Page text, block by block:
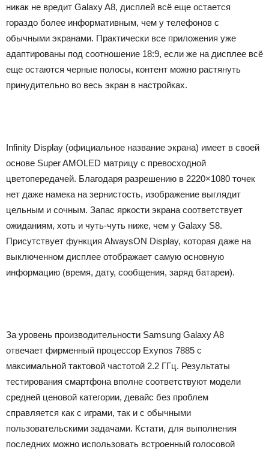
никак не вредит Galaxy A8, дисплей всё еще остается
гораздо более информативным, чем у телефонов с
обычными экранами. Практически все приложения уже
адаптированы под соотношение 18:9, если же на дисплее всё
еще остаются черные полосы, контент можно растянуть
принудительно во весь экран в настройках.
Infinity Display (официальное название экрана) имеет в своей
основе Super AMOLED матрицу с превосходной
цветопередачей. Благодаря разрешению в 2220×1080 точек
нет даже намека на зернистость, изображение выглядит
цельным и сочным. Запас яркости экрана соответствует
ожиданиям, хоть и чуть-чуть ниже, чем у Galaxy S8.
Присутствует функция AlwaysON Display, которая даже на
выключенном дисплее отображает самую основную
информацию (время, дату, сообщения, заряд батареи).
За уровень производительности Samsung Galaxy A8
отвечает фирменный процессор Exynos 7885 с
максимальной тактовой частотой 2.2 ГГц. Результаты
тестирования смартфона вполне соответствуют модели
средней ценовой категории, девайс без проблем
справляется как с играми, так и с обычными
пользовательскими задачами. Кстати, для выполнения
последних можно использовать встроенный голосовой